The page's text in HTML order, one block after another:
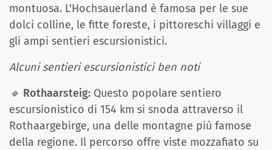
montuosa. L'Hochsauerland è famosa per le sue
dolci colline, le fitte foreste, i pittoreschi villaggi e
gli ampi sentieri escursionistici.
Alcuni sentieri escursionistici ben noti
🔹 Rothaarsteig: Questo popolare sentiero
escursionistico di 154 km si snoda attraverso il
Rothaargebirge, una delle montagne più famose
della regione. Il percorso offre viste mozzafiato su